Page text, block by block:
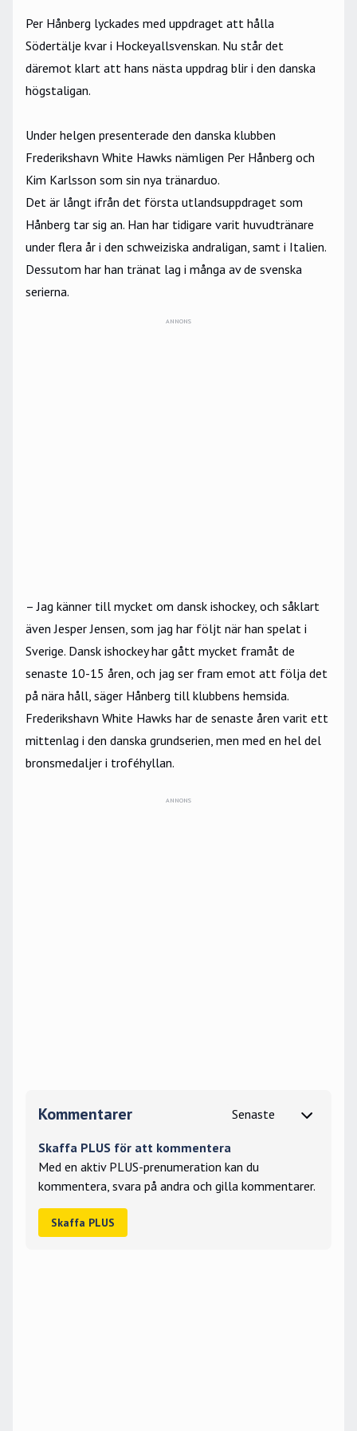
Per Hånberg lyckades med uppdraget att hålla
Södertälje kvar i Hockeyallsvenskan. Nu står det
däremot klart att hans nästa uppdrag blir i den danska
högstaligan.
Under helgen presenterade den danska klubben
Frederikshavn White Hawks nämligen Per Hånberg och
Kim Karlsson som sin nya tränarduo.
Det är långt ifrån det första utlandsuppdraget som
Hånberg tar sig an. Han har tidigare varit huvudtränare
under flera år i den schweiziska andraligan, samt i Italien.
Dessutom har han tränat lag i många av de svenska
serierna.
ANNONS
– Jag känner till mycket om dansk ishockey, och såklart
även Jesper Jensen, som jag har följt när han spelat i
Sverige. Dansk ishockey har gått mycket framåt de
senaste 10-15 åren, och jag ser fram emot att följa det
på nära håll, säger Hånberg till klubbens hemsida.
Frederikshavn White Hawks har de senaste åren varit ett
mittenlag i den danska grundserien, men med en hel del
bronsmedaljer i troféhyllan.
Kommentarer
Skaffa PLUS för att kommentera
Med en aktiv PLUS-prenumeration kan du
kommentera, svara på andra och gilla kommentarer.
Skaffa PLUS